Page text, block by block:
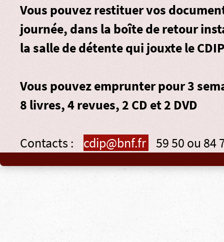
Vous pouvez restituer vos
journée, dans la boîte de retour
la salle de détente qui jouxte le
Vous pouvez emprunter pour 3
8 livres, 4 revues, 2 CD et 2 DVD
Contacts : cdip@bnf.fr 59 50 ou 84